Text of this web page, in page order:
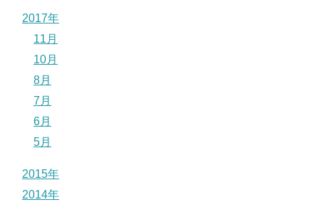
2017年
11月
10月
8月
7月
6月
5月
2015年
2014年